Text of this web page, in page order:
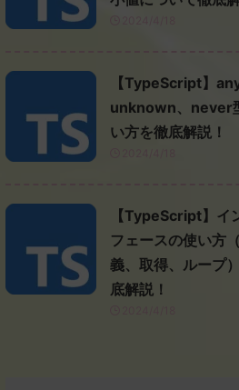
【TypeScript】any
unknown、never
い方を徹底解説！
【TypeScript】イ
フェースの使い方
義、取得、ループ
底解説！